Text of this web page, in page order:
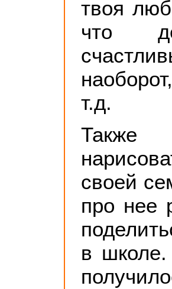
твоя
что
т.д.
своей
про нее
в